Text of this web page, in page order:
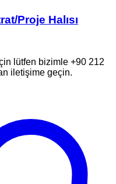
Proje Halısı
lütfen bizimle +90 212
iletişime geçin.